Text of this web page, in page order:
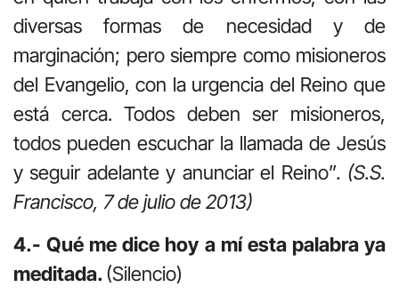
diversas formas de necesidad y de
marginación; pero siempre como misioneros
del Evangelio, con la urgencia del Reino que
está cerca. Todos deben ser misioneros,
todos pueden escuchar la llamada de Jesús
y seguir adelante y anunciar el Reino”. (S.S.
Francisco, 7 de julio de 2013)
4.- Qué me dice hoy a mí esta palabra ya
meditada.(Silencio)